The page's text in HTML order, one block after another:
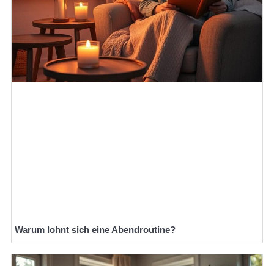
Warum lohnt sich eine Abendroutine?